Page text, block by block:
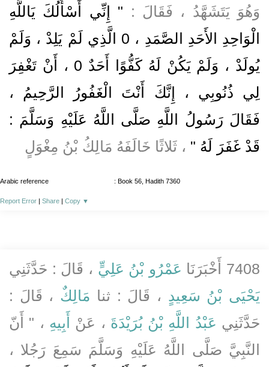
وَهُوَ يَتَشَهَّدُ ، فَقَالَ : " إِنِّي أَسْأَلُكَ يَاللَّهِ
الْوَاحِدِ الأَحَدِ الصَّمَدِ ، 0 الَّذِي لَمْ يَلِدْ ، وَلَمْ
يُولَدْ ، وَلَمْ يَكُنْ لَهُ كَفُّوًا أَحَدٌ 0 ، أَنْ تَغْفِرَ
لِي ذُنُوبِي ، إِنَّكَ أَنْتَ الْغَفُورُ الرَّحِيمُ ،
فَقَالَ رَسُولُ اللَّهِ صَلَّى اللَّهُ عَلَيْهِ وَسَلَّمَ :
قَدْ غَفَرَ لَهُ " ، ثَلاثًا خَالَفَهُ مَالِكُ بْنُ مِغْوَلٍ
Arabic reference : Book 56, Hadith 7360
Report Error | Share | Copy ▼
7408 أَخْبَرَنَا عَمْرُو بْنُ عَلِيٍّ ، قَالَ : حَدَّثَنِي
يَحْيَى بْنُ سَعِيدٍ
، قَالَ : ثنا مَالِكٌ ، قَالَ :
حَدَّثَنِي عَبْدُ اللَّهِ بْنُ بُرَيْدَةَ ، عَنْ أَبِيهِ ، " أَنّ
النَّبِيَّ صَلَّى اللَّهُ عَلَيْهِ وَسَلَّمَ سَمِعَ رَجُلا ،